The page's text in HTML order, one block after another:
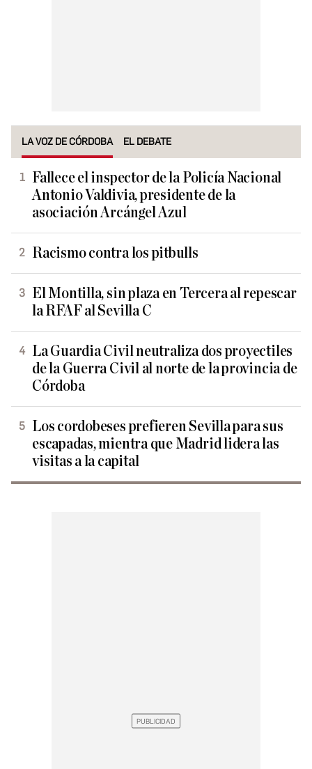
LA VOZ DE CÓRDOBA EL DEBATE
Fallece el inspector de la Policía Nacional
Antonio Valdivia, presidente de la
asociación Arcángel Azul
Racismo contra los pitbulls
El Montilla, sin plaza en Tercera al repescar
la RFAF al Sevilla C
La Guardia Civil neutraliza dos proyectiles
de la Guerra Civil al norte de la provincia de
Córdoba
Los cordobeses prefieren Sevilla para sus
escapadas, mientra que Madrid lidera las
visitas a la capital